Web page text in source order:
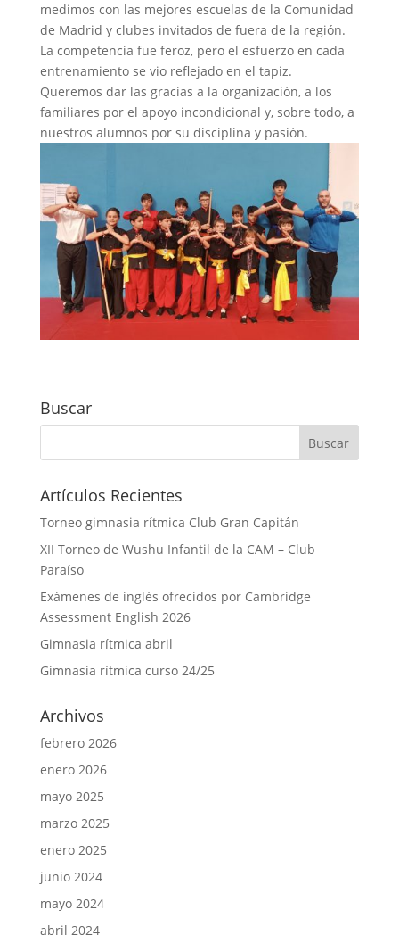
medimos con las mejores escuelas de la Comunidad
de Madrid y clubes invitados de fuera de la región.
La competencia fue feroz, pero el esfuerzo en cada
entrenamiento se vio reflejado en el tapiz.
Queremos dar las gracias a la organización, a los
familiares por el apoyo incondicional y, sobre todo, a
nuestros alumnos por su disciplina y pasión.
Buscar
Artículos Recientes
Torneo gimnasia rítmica Club Gran Capitán
XII Torneo de Wushu Infantil de la CAM – Club
Paraíso
Exámenes de inglés ofrecidos por Cambridge
Assessment English 2026
Gimnasia rítmica abril
Gimnasia rítmica curso 24/25
Archivos
febrero 2026
enero 2026
mayo 2025
marzo 2025
enero 2025
junio 2024
mayo 2024
abril 2024